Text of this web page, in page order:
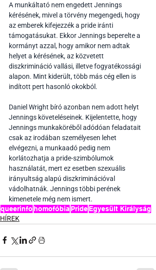
A munkáltató nem engedett Jennings
kérésének, mivel a törvény megengedi, hogy
az emberek kifejezzék a pride iránti
támogatásukat. Ekkor Jennings beperelte a
kormányt azzal, hogy amikor nem adtak
helyet a kérésének, az közvetett
diszkrimináció vallási, illetve fogyatékossági
alapon. Mint kiderült, több más cég ellen is
indított pert hasonló okokból.
Daniel Wright bíró azonban nem adott helyt
Jennings követeléseinek. Kijelentette, hogy
Jennings munkaköréből adódóan feladatait
csak az irodában személyesen lehet
elvégezni, a munkaadó pedig nem
korlátozhatja a pride-szimbólumok
használatát, mert ez esetben szexuális
irányultság alapú diszkriminációval
vádolhatnák. Jennings többi perének
kimenetele még nem ismert.
queerinfohomofóbia PrideEgyesült Királyság
HÍREK